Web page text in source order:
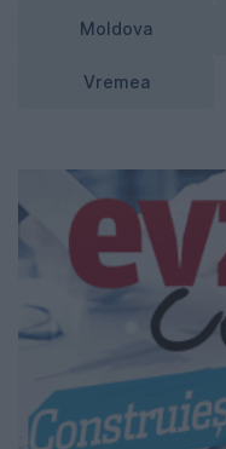
Moldova
Vremea